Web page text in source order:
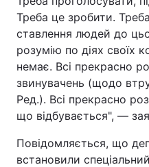
Треба це зробити.
ставлення людей до
розумію по діях своїх
немає. Всі прекрасно
звинувачень (щодо
Ред.). Всі прекрасно
що відбувається", —
Повідомляється, що
встановили